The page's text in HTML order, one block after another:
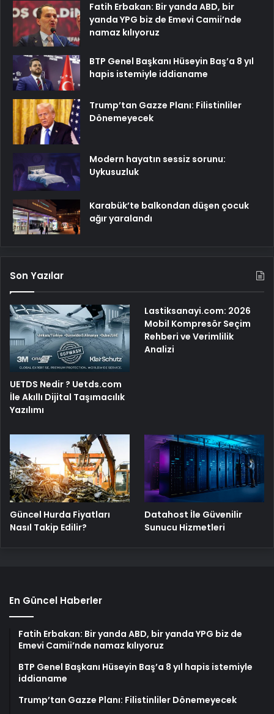
Fatih Erbakan: Bir yanda ABD, bir
yanda YPG biz de Emevi Camii’nde
namaz kılıyoruz
BTP Genel Başkanı Hüseyin Baş’a 8 yıl
hapis istemiyle iddianame
Trump’tan Gazze Planı: Filistinliler
Dönemeyecek
Modern hayatın sessiz sorunu:
Uykusuzluk
Karabük’te balkondan düşen çocuk
ağır yaralandı
Son Yazılar
UETDS Nedir ? Uetds.com
İle Akıllı Dijital Taşımacılık
Yazılımı
Lastiksanayi.com: 2026
Mobil Kompresör Seçim
Rehberi ve Verimlilik
Analizi
Güncel Hurda Fiyatları
Nasıl Takip Edilir?
Datahost İle Güvenilir
Sunucu Hizmetleri
En Güncel Haberler
Fatih Erbakan: Bir yanda ABD, bir yanda YPG biz de
Emevi Camii’nde namaz kılıyoruz
BTP Genel Başkanı Hüseyin Baş’a 8 yıl hapis istemiyle
iddianame
Trump’tan Gazze Planı: Filistinliler Dönemeyecek